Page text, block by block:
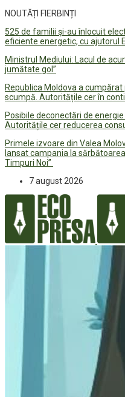
NOUTĂȚI FIERBINȚI
525 de familii și-au înlocuit
eficiente energetic, cu ajutorul
Ministrul Mediului: Lacul de
jumătate gol”
Republica Moldova a
scumpă. Autoritățile cer în
Posibile deconectări de
Autoritățile cer reducerea
Primele izvoare din Valea
lansat campania la
Timpuri Noi”
7 august 2026